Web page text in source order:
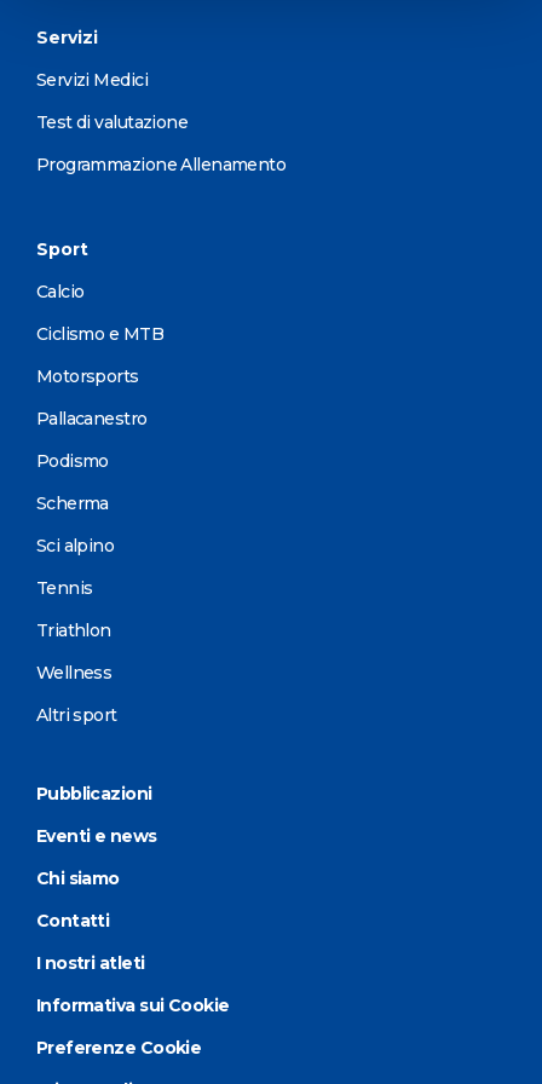
Servizi
Servizi Medici
Test di valutazione
Programmazione Allenamento
Sport
Calcio
Ciclismo e MTB
Motorsports
Pallacanestro
Podismo
Scherma
Sci alpino
Tennis
Triathlon
Wellness
Altri sport
Pubblicazioni
Eventi e news
Chi siamo
Contatti
I nostri atleti
Informativa sui Cookie
Preferenze Cookie